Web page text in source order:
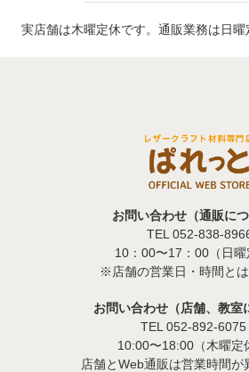
実店舗は木曜定休です。通販業務は日曜
お問い合わせ（通販につ
TEL 052-838-
10：00〜17：00（日曜
※店舗の営業日・時間とは
お問い合わせ（店舗、教室
TEL 052-892-
10:00〜18:00（木曜定
店舗とWeb通販は営業時間が